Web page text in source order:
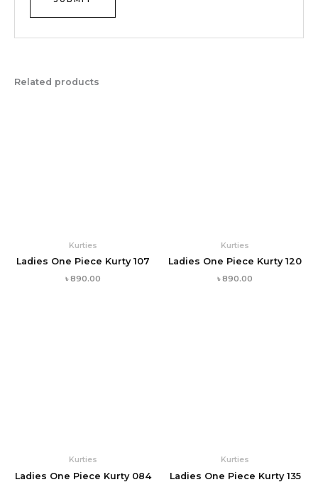
Related products
Kurties
Ladies One Piece Kurty 107
৳890.00
Kurties
Ladies One Piece Kurty 120
৳890.00
Kurties
Ladies One Piece Kurty 084
Kurties
Ladies One Piece Kurty 135